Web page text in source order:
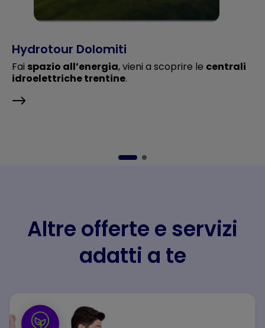
Hydrotour Dolomiti
Fai spazio all’energia, vieni a scoprire le centrali
idroelettriche trentine.
Altre offerte e servizi
adatti a te